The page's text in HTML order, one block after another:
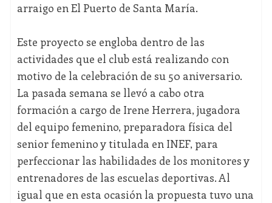
arraigo en El Puerto de Santa María.
Este proyecto se engloba dentro de las
actividades que el club está realizando con
motivo de la celebración de su 50 aniversario.
La pasada semana se llevó a cabo otra
formación a cargo de Irene Herrera, jugadora
del equipo femenino, preparadora física del
senior femenino y titulada en INEF, para
perfeccionar las habilidades de los monitores y
entrenadores de las escuelas deportivas. Al
igual que en esta ocasión la propuesta tuvo una